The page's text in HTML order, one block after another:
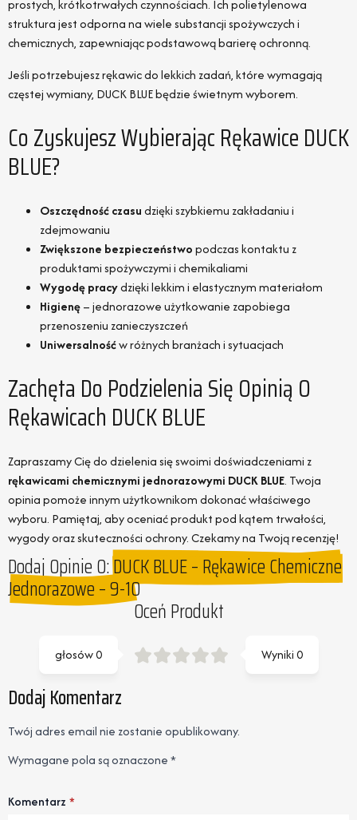
prostych, krótkotrwałych czynnościach. Ich polietylenowa
struktura jest odporna na wiele substancji spożywczych i
chemicznych, zapewniając podstawową barierę ochronną.
Jeśli potrzebujesz rękawic do lekkich zadań, które wymagają
częstej wymiany, DUCK BLUE będzie świetnym wyborem.
Co Zyskujesz Wybierając Rękawice DUCK
BLUE?
Oszczędność czasudzięki szybkiemu zakładaniu i
zdejmowaniu
Zwiększone bezpieczeństwopodczas kontaktu z
produktami spożywczymi i chemikaliami
Wygodę pracydzięki lekkim i elastycznym materiałom
Higienę– jednorazowe użytkowanie zapobiega
przenoszeniu zanieczyszczeń
Uniwersalnośćw różnych branżach i sytuacjach
Zachęta Do Podzielenia Się Opinią O
Rękawicach DUCK BLUE
Zapraszamy Cię do dzielenia się swoimi doświadczeniami z
rękawicami chemicznymi jednorazowymi DUCK BLUE. Twoja
opinia pomoże innym użytkownikom dokonać właściwego
wyboru. Pamiętaj, aby oceniać produkt pod kątem trwałości,
wygody oraz skuteczności ochrony. Czekamy na Twoją recenzję!
Dodaj Opinie O:DUCK BLUE – Rękawice Chemiczne
Jednorazowe – 9-10
Oceń Produkt
Wyniki0
głosów0
Dodaj Komentarz
Twój adres email nie zostanie opublikowany.
Wymagane pola są oznaczone*
Komentarz *